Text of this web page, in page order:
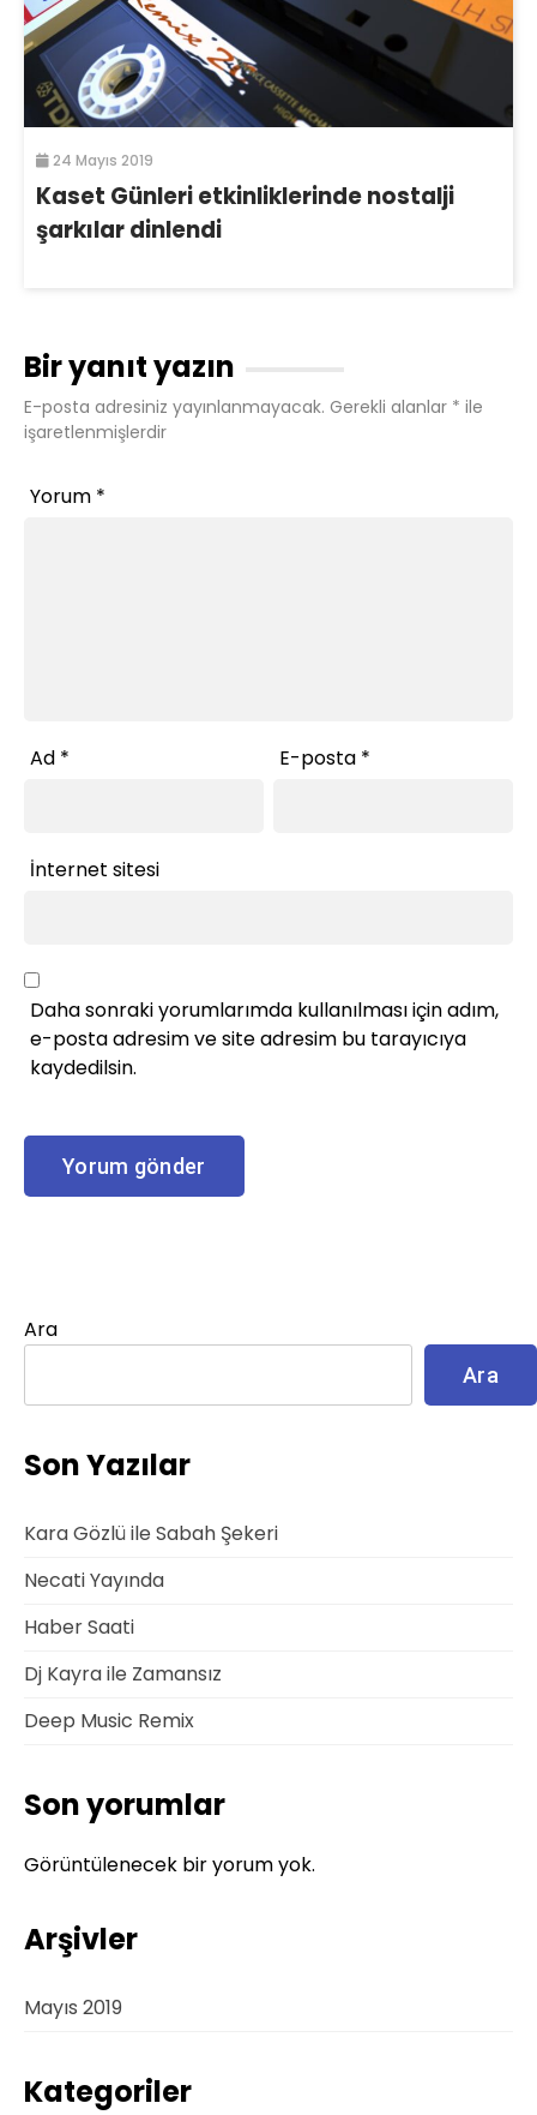
24 Mayıs 2019
Kaset Günleri etkinliklerinde nostalji
şarkılar dinlendi
Bir yanıt yazın
E-posta adresiniz yayınlanmayacak. Gerekli alanlar * ile
işaretlenmişlerdir
Yorum *
Ad * E-posta *
İnternet sitesi
Daha sonraki yorumlarımda kullanılması için adım,
e-posta adresim ve site adresim bu tarayıcıya
kaydedilsin.
Ara
Ara
Son Yazılar
Kara Gözlü ile Sabah Şekeri
Necati Yayında
Haber Saati
Dj Kayra ile Zamansız
Deep Music Remix
Son yorumlar
Görüntülenecek bir yorum yok.
Arşivler
Mayıs 2019
Kategoriler